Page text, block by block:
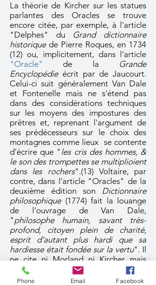
La théorie de Kircher sur les statues
parlantes des Oracles se trouve
encore citée, par exemple, à l'article
"Delphes" du Grand dictionnaire
historique de Pierre Roques, en 1734
(12) ou, implicitement, dans l'article
"Oracle"
de la Grande
Encyclopédie écrit par de Jaucourt.
Celui-ci suit généralement Van Dale
et Fontenelle mais ne s'étend pas
dans des considérations techniques
sur les moyens des impostures des
prêtres et, reprenant l'argument de
ses prédécesseurs sur le choix des
montagnes comme lieux se contente
d'écrire que "les cris des hommes, &
le son des trompettes se multiplioient
dans les rochers".(13) Voltaire, par
contre, dans l'article "Oracles" de la
deuxième édition son Dictionnaire
philosophique (1774) fait la louange
de l'ouvrage de Van Dale,
"philosophe humain, savant très-
profond, citoyen plein de charité,
esprit d’autant plus hardi que sa
hardiesse était fondée sur la vertu". Il
ne cite ni Morland ni Kircher mais
s'amuse par contre de la visite des
couvents et église ordonnée par
Phone Email Facebook